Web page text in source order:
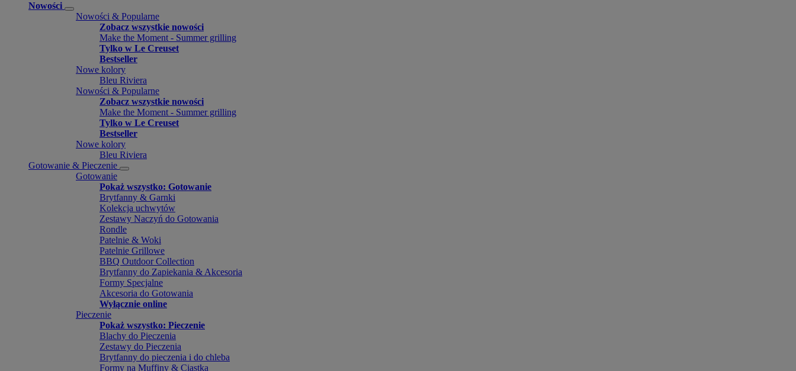
Nowości
Nowości & Popularne
Zobacz wszystkie nowości
Make the Moment - Summer grilling
Tylko w Le Creuset
Bestseller
Nowe kolory
Bleu Riviera
Nowości & Popularne
Zobacz wszystkie nowości
Make the Moment - Summer grilling
Tylko w Le Creuset
Bestseller
Nowe kolory
Bleu Riviera
Gotowanie & Pieczenie
Gotowanie
Pokaż wszystko: Gotowanie
Brytfanny & Garnki
Kolekcja uchwytów
Zestawy Naczyń do Gotowania
Rondle
Patelnie & Woki
Patelnie Grillowe
BBQ Outdoor Collection
Brytfanny do Zapiekania & Akcesoria
Formy Specjalne
Akcesoria do Gotowania
Wyłącznie online
Pieczenie
Pokaż wszystko: Pieczenie
Blachy do Pieczenia
Zestawy do Pieczenia
Brytfanny do pieczenia i do chleba
Formy na Muffiny & Ciastka